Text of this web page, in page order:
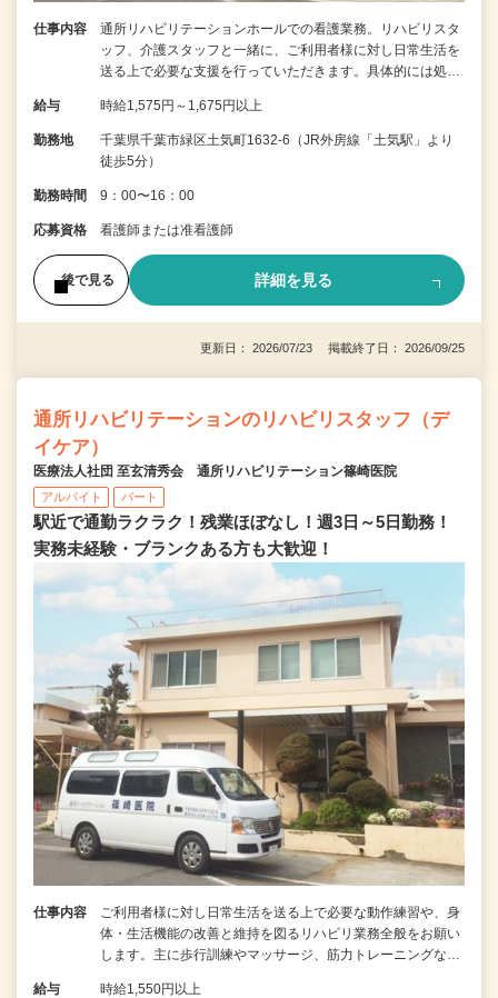
仕事内容
通所リハビリテーションホールでの看護業務。リハビリスタ
ッフ、介護スタッフと一緒に、ご利用者様に対し日常生活を
送る上で必要な支援を行っていただきます。具体的には処…
給与 時給1,575円～1,675円以上
勤務地
千葉県千葉市緑区土気町1632-6（JR外房線「土気駅」より
徒歩5分）
勤務時間 9：00〜16：00
応募資格 看護師または准看護師
後で見る 詳細を見る
更新日： 2026/07/23 掲載終了日： 2026/09/25
通所リハビリテーションのリハビリスタッフ（デ
イケア）
医療法人社団 至玄清秀会 通所リハビリテーション篠崎医院
アルバイト パート
駅近で通勤ラクラク！残業ほぼなし！週3日～5日勤務！
実務未経験・ブランクある方も大歓迎！
仕事内容
ご利用者様に対し日常生活を送る上で必要な動作練習や、身
体・生活機能の改善と維持を図るリハビリ業務全般をお願い
します。主に歩行訓練やマッサージ、筋力トレーニングな…
給与 時給1,550円以上